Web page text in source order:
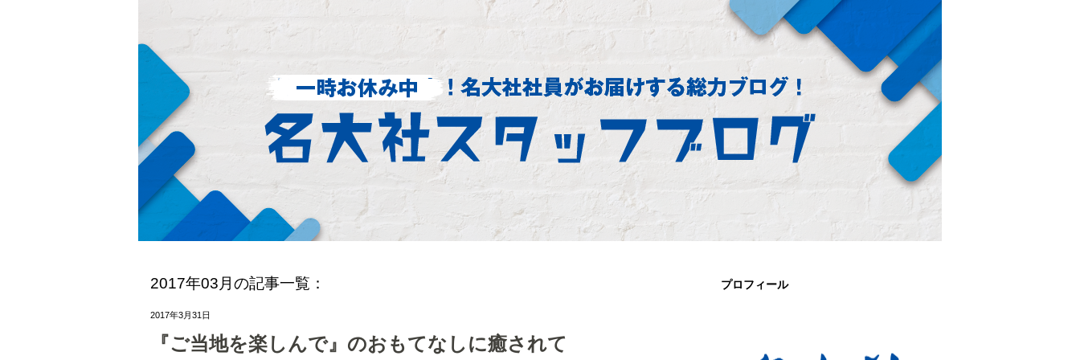
プロフィール
2017年03月の記事一覧：
2017年3月31日
『ご当地を楽しんで』のおもてなしに癒されて